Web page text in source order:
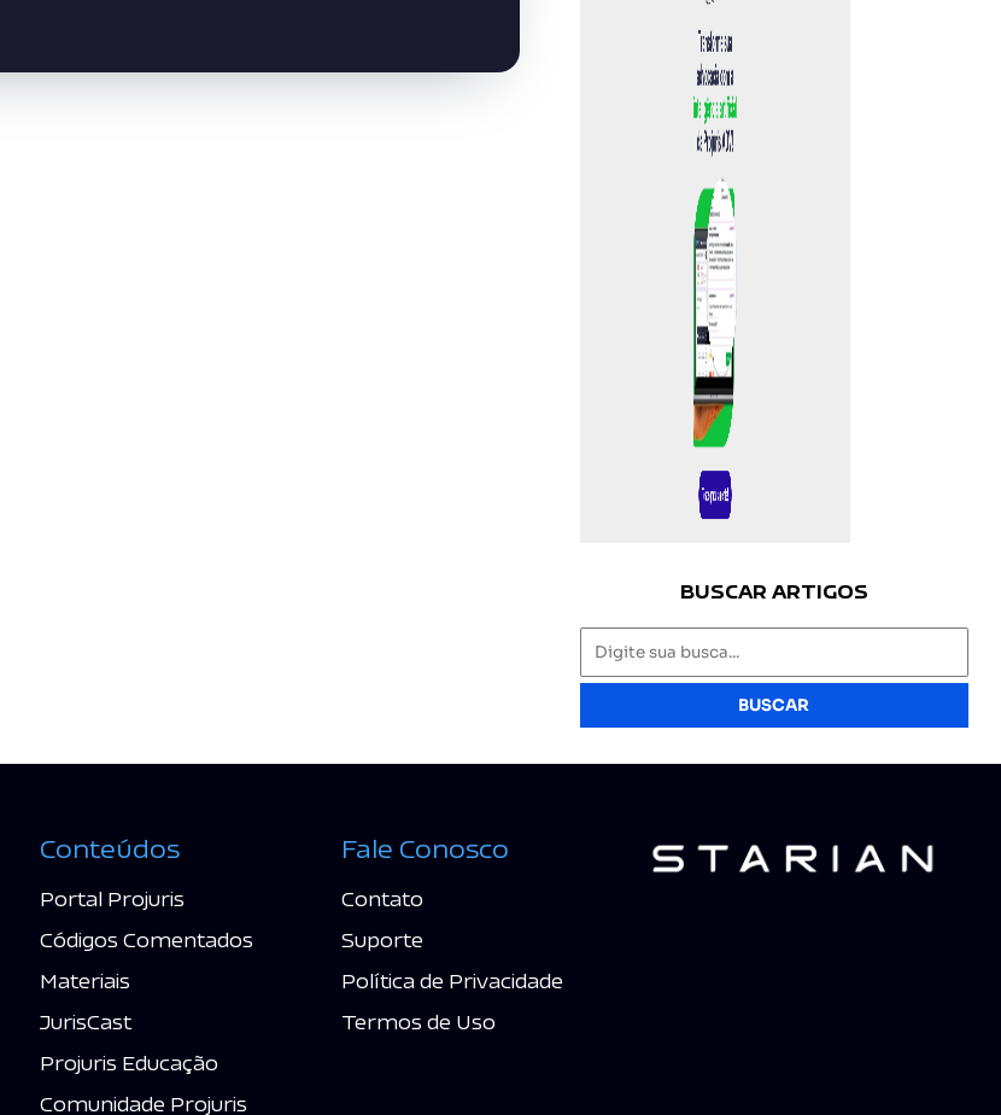
BUSCAR ARTIGOS
BUSCAR
Conteúdos
Portal Projuris
Códigos Comentados
Materiais
JurisCast
Projuris Educação
Comunidade Projuris
Fale Conosco
Contato
Suporte
Política de Privacidade
Termos de Uso